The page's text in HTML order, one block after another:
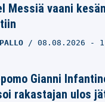
Messiä vaani
08.08.2026 -
pomo Gianni
rakastajan ulos